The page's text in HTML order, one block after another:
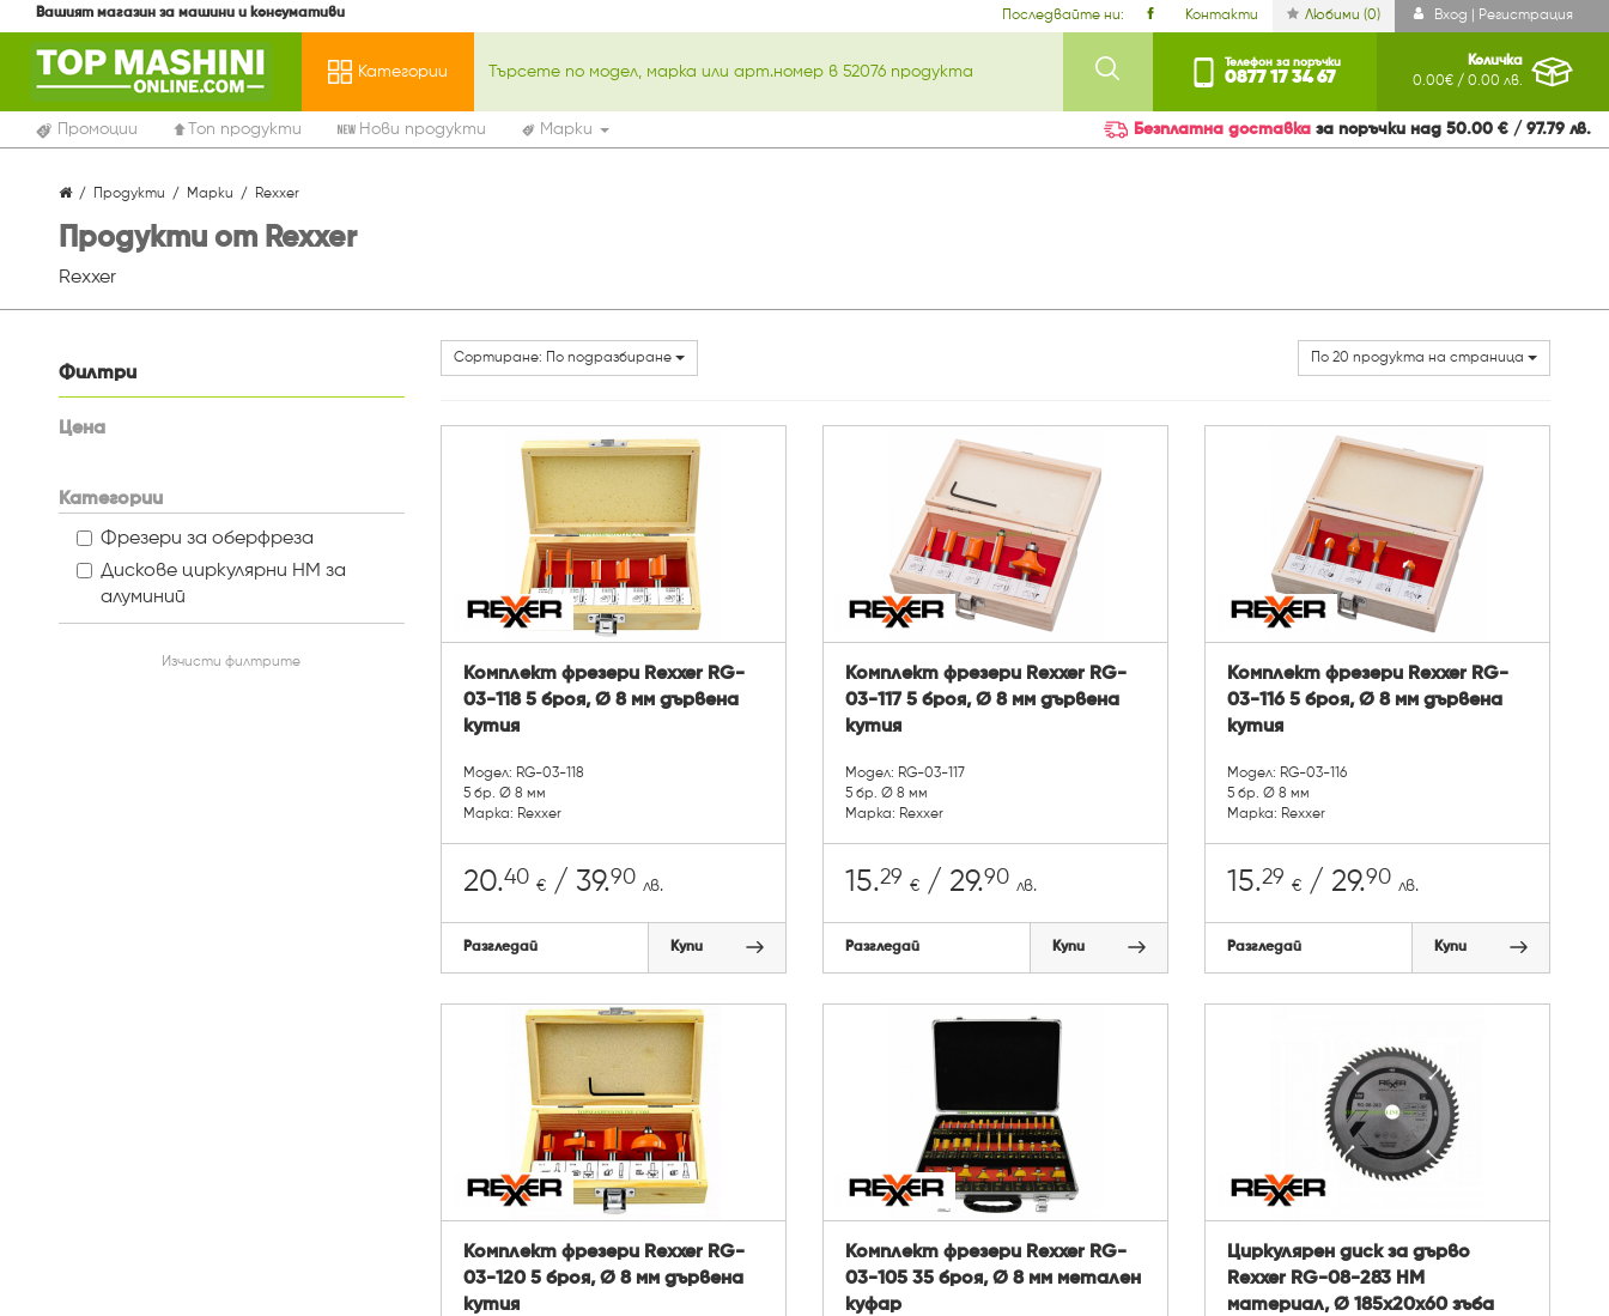
Вашият магазин за машини и консумативи Последвайте ни: Контакти Любими (0) Вход | Регистрация
Категории
Телефон за поръчки
0877 17 34 67
Количка
0.00€ / 0.00 лв.
Промоции Топ продукти Нови продукти Марки Безплатна доставка за поръчки над 50.00 € / 97.79 лв.
Продукти Марки Rexxer
Продукти от Rexxer
Rexxer
Филтри
Цена
Категории
Фрезери за оберфреза
Дискове циркулярни HM за
алуминий
Изчисти филтрите
Сортиране: По подразбиране По 20 продукта на страница
Комплект фрезери Rexxer RG-
03-118 5 броя, Ø 8 мм дървена
кутия
Модел: RG-03-118
5 бр. Ø 8 мм
Марка: Rexxer
20.40 €/ 39.90 лв.
Разгледай Купи
Комплект фрезери Rexxer RG-
03-117 5 броя, Ø 8 мм дървена
кутия
Модел: RG-03-117
5 бр. Ø 8 мм
Марка: Rexxer
15.29 €/ 29.90 лв.
Разгледай Купи
Комплект фрезери Rexxer RG-
03-116 5 броя, Ø 8 мм дървена
кутия
Модел: RG-03-116
5 бр. Ø 8 мм
Марка: Rexxer
15.29 € / 29.90 лв.
Разгледай Купи
Комплект фрезери Rexxer RG-
03-120 5 броя, Ø 8 мм дървена
кутия
Комплект фрезери Rexxer RG-
03-105 35 броя, Ø 8 мм метален
куфар
Циркулярен диск за дърво
Rexxer RG-08-283 HM
материал, Ø 185x20x60 зъба